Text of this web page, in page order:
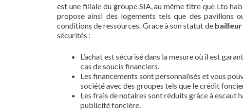
est une filiale du groupe SIA, au même titre que Lto
propose ainsi des logements tels que des pavillons
conditions de ressources. Grace à son statut de
sécurités :
L’achat est sécurisé dans la mesure où il est
cas de soucis financiers.
Les financements sont personnalisés et vous
société avec des groupes tels que le crédit
Les frais de notaires sont réduits grâce à escaut
publicité foncière.